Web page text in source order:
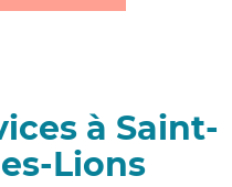
à Saint-
Lions